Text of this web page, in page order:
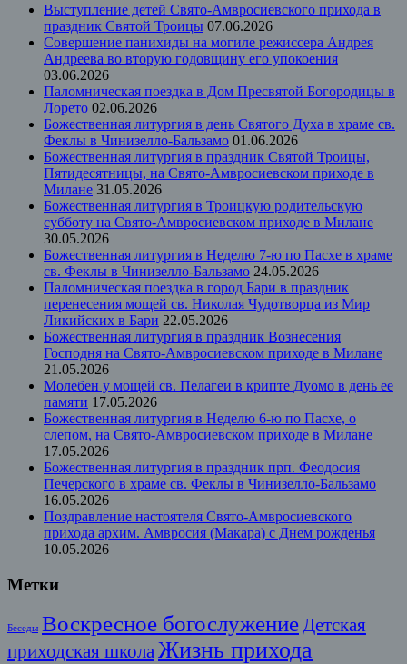
Выступление детей Свято-Амвросиевского прихода в
праздник Святой Троицы 07.06.2026
Совершение панихиды на могиле режиссера Андрея
Андреева во вторую годовщину его упокоения
03.06.2026
Паломническая поездка в Дом Пресвятой Богородицы в
Лорето 02.06.2026
Божественная литургия в день Святого Духа в храме св.
Феклы в Чинизелло-Бальзамо 01.06.2026
Божественная литургия в праздник Святой Троицы,
Пятидесятницы, на Свято-Амвросиевском приходе в
Милане 31.05.2026
Божественная литургия в Троицкую родительскую
субботу на Свято-Амвросиевском приходе в Милане
30.05.2026
Божественная литургия в Неделю 7-ю по Пасхе в храме
св. Феклы в Чинизелло-Бальзамо 24.05.2026
Паломническая поездка в город Бари в праздник
перенесения мощей св. Николая Чудотворца из Мир
Ликийских в Бари 22.05.2026
Божественная литургия в праздник Вознесения
Господня на Свято-Амвросиевском приходе в Милане
21.05.2026
Молебен у мощей св. Пелагеи в крипте Дуомо в день ее
памяти 17.05.2026
Божественная литургия в Неделю 6-ю по Пасхе, о
слепом, на Свято-Амвросиевском приходе в Милане
17.05.2026
Божественная литургия в праздник прп. Феодосия
Печерского в храме св. Феклы в Чинизелло-Бальзамо
16.05.2026
Поздравление настоятеля Свято-Амвросиевского
прихода архим. Амвросия (Макара) с Днем рожденья
10.05.2026
Метки
Беседы Воскресное богослужение Детская
приходская школа Жизнь прихода